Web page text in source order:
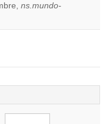
own thisns.mundo-